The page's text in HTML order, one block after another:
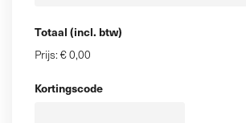
Totaal (incl. btw)
Prijs: € 0,00
Kortingscode